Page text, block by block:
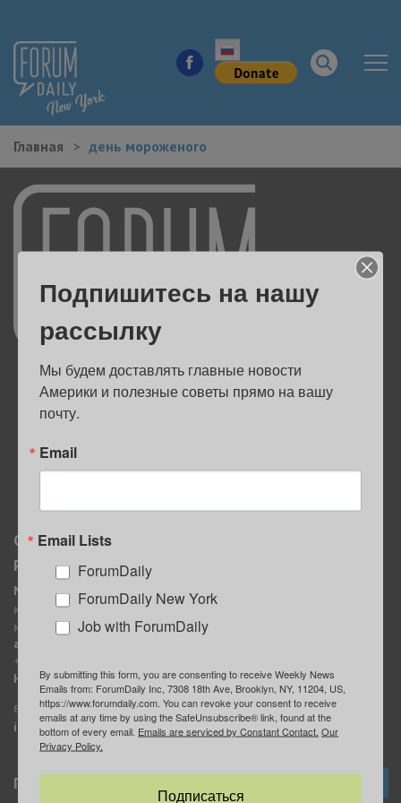
НОВОСТИ ГОРОДА
КУДА ПОЙТИ В ГОРОДЕ
ЗДОРОВЬЕ
РАБОТА И БИЗНЕС
ЖИЛЬЕ
ОБРАЗОВАНИЕ
Главная день мороженого
О нас
Реклама
MediaKit
Контактное лицо:
Марина Баранчук
ad@forumdaily.com
+1 347-604-1261
Наши рекламодатели
E-mail редакции:
info@forumdaily.com
Группа “ИЩУ СОВЕТА”
ForumDaily
Подписка
Подпишитесь на нашу
рассылку
Мы будем доставлять главные новости
Америки и полезные советы прямо на вашу
почту.
Email
Email Lists
ForumDaily
ForumDaily New York
Job with ForumDaily
By submitting this form, you are consenting to receive Weekly News
Emails from: ForumDaily Inc, 7308 18th Ave, Brooklyn, NY, 11204, US,
https://www.forumdaily.com. You can revoke your consent to receive
emails at any time by using the SafeUnsubscribe® link, found at the
bottom of every email. Emails are serviced by Constant Contact. Our
Privacy Policy.
Подписаться